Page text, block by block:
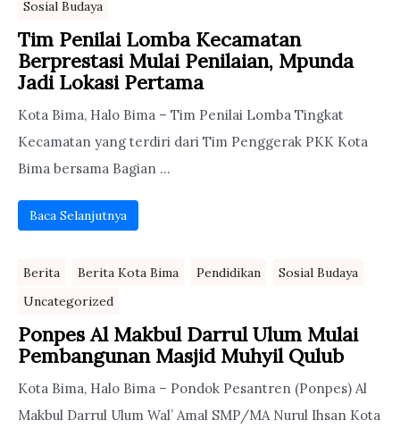
Sosial Budaya
Tim Penilai Lomba Kecamatan
Berprestasi Mulai Penilaian, Mpunda
Jadi Lokasi Pertama
Kota Bima, Halo Bima – Tim Penilai Lomba Tingkat
Kecamatan yang terdiri dari Tim Penggerak PKK Kota
Bima bersama Bagian ...
Baca Selanjutnya
Berita Berita Kota Bima Pendidikan
Sosial Budaya
Uncategorized
Ponpes Al Makbul Darrul Ulum Mulai
Pembangunan Masjid Muhyil Qulub
Kota Bima, Halo Bima – Pondok Pesantren (Ponpes) Al
Makbul Darrul Ulum Wal’ Amal SMP/MA Nurul Ihsan Kota